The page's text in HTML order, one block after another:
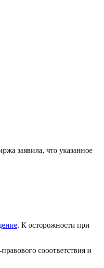
заявила, что указанное
. К осторожности при
сооответствия и